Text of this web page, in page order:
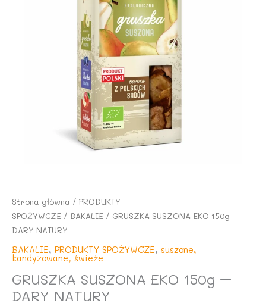
Strona główna / PRODUKTY
SPOŻYWCZE / BAKALIE / GRUSZKA SUSZONA EKO 150g –
DARY NATURY
BAKALIE, PRODUKTY SPOŻYWCZE, suszone,
kandyzowane, świeże
GRUSZKA SUSZONA EKO 150g –
DARY NATURY